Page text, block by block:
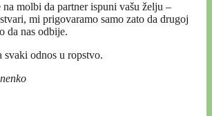
molbi da partner ispuni vašu želju –
mi prigovaramo samo zato da drugoj
da nas odbije.
svaki odnos u ropstvo.